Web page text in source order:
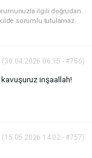
ilgili doğrudan
sorumlu tutulamaz.
(30.04.2026 06:15 - #756)
inşaallah!
(15.05.2026 14:02 - #757)